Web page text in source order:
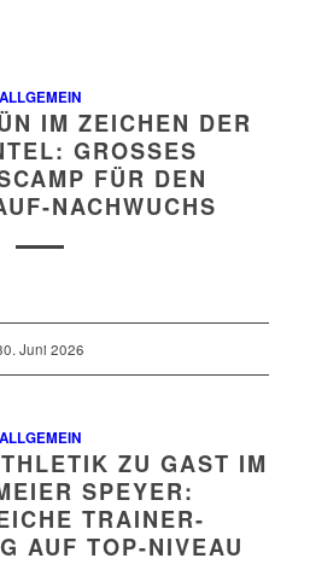
ALLGEMEIN
IM ZEICHEN DER
GROSSES T
FÜR DEN S
NACHWUCHS
Juni 2026
ALLGEMEIN
ZU GAST IM
SPEYER:
TRAINER-
AUF TOP-NIVEAU